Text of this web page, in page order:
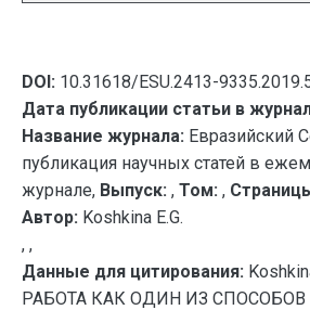
DOI: 10.31618/ESU.2413-
Дата публикации статьи в
Название журнала: Евразийский
публикация научных статей в
журнале, Выпуск: , Том: ,
Автор: Koshkina E.G.
, ,
Данные для цитирования:
РАБОТА КАК ОДИН ИЗ